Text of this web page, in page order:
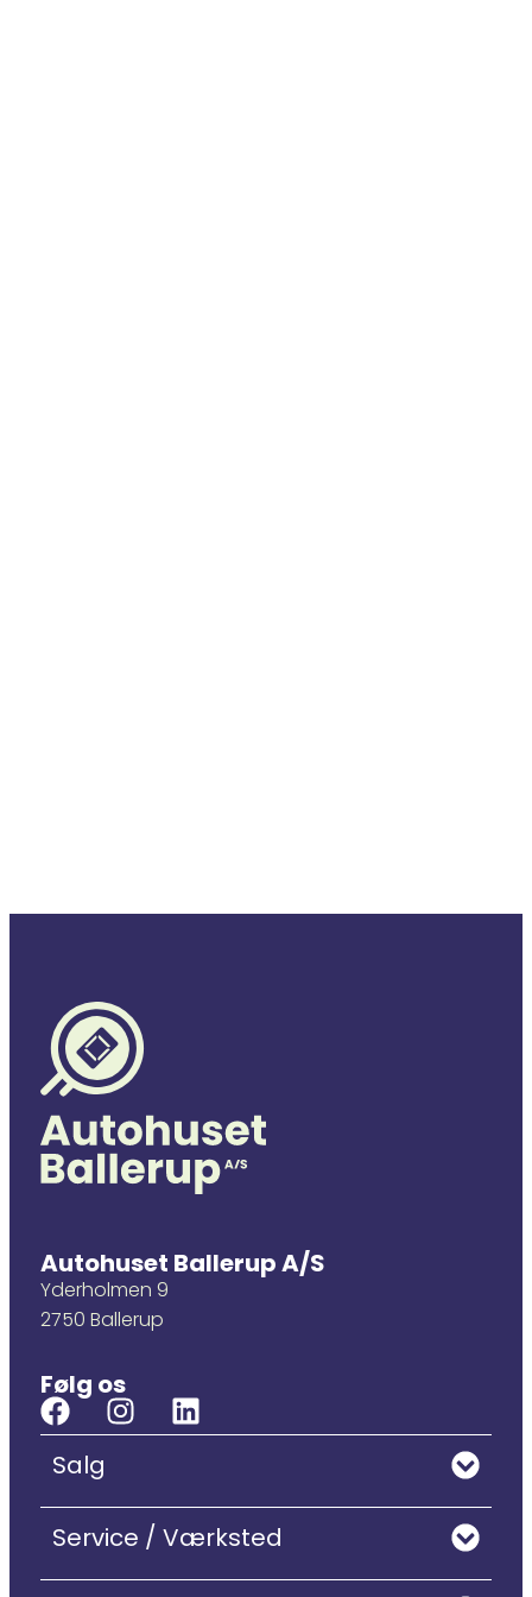
Autohuset Ballerup A/S
Yderholmen 9
2750 Ballerup
Følg os
Salg
Service / Værksted